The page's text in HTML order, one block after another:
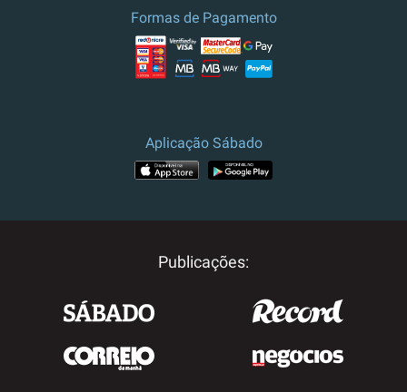
Formas de Pagamento
Aplicação Sábado
Publicações: